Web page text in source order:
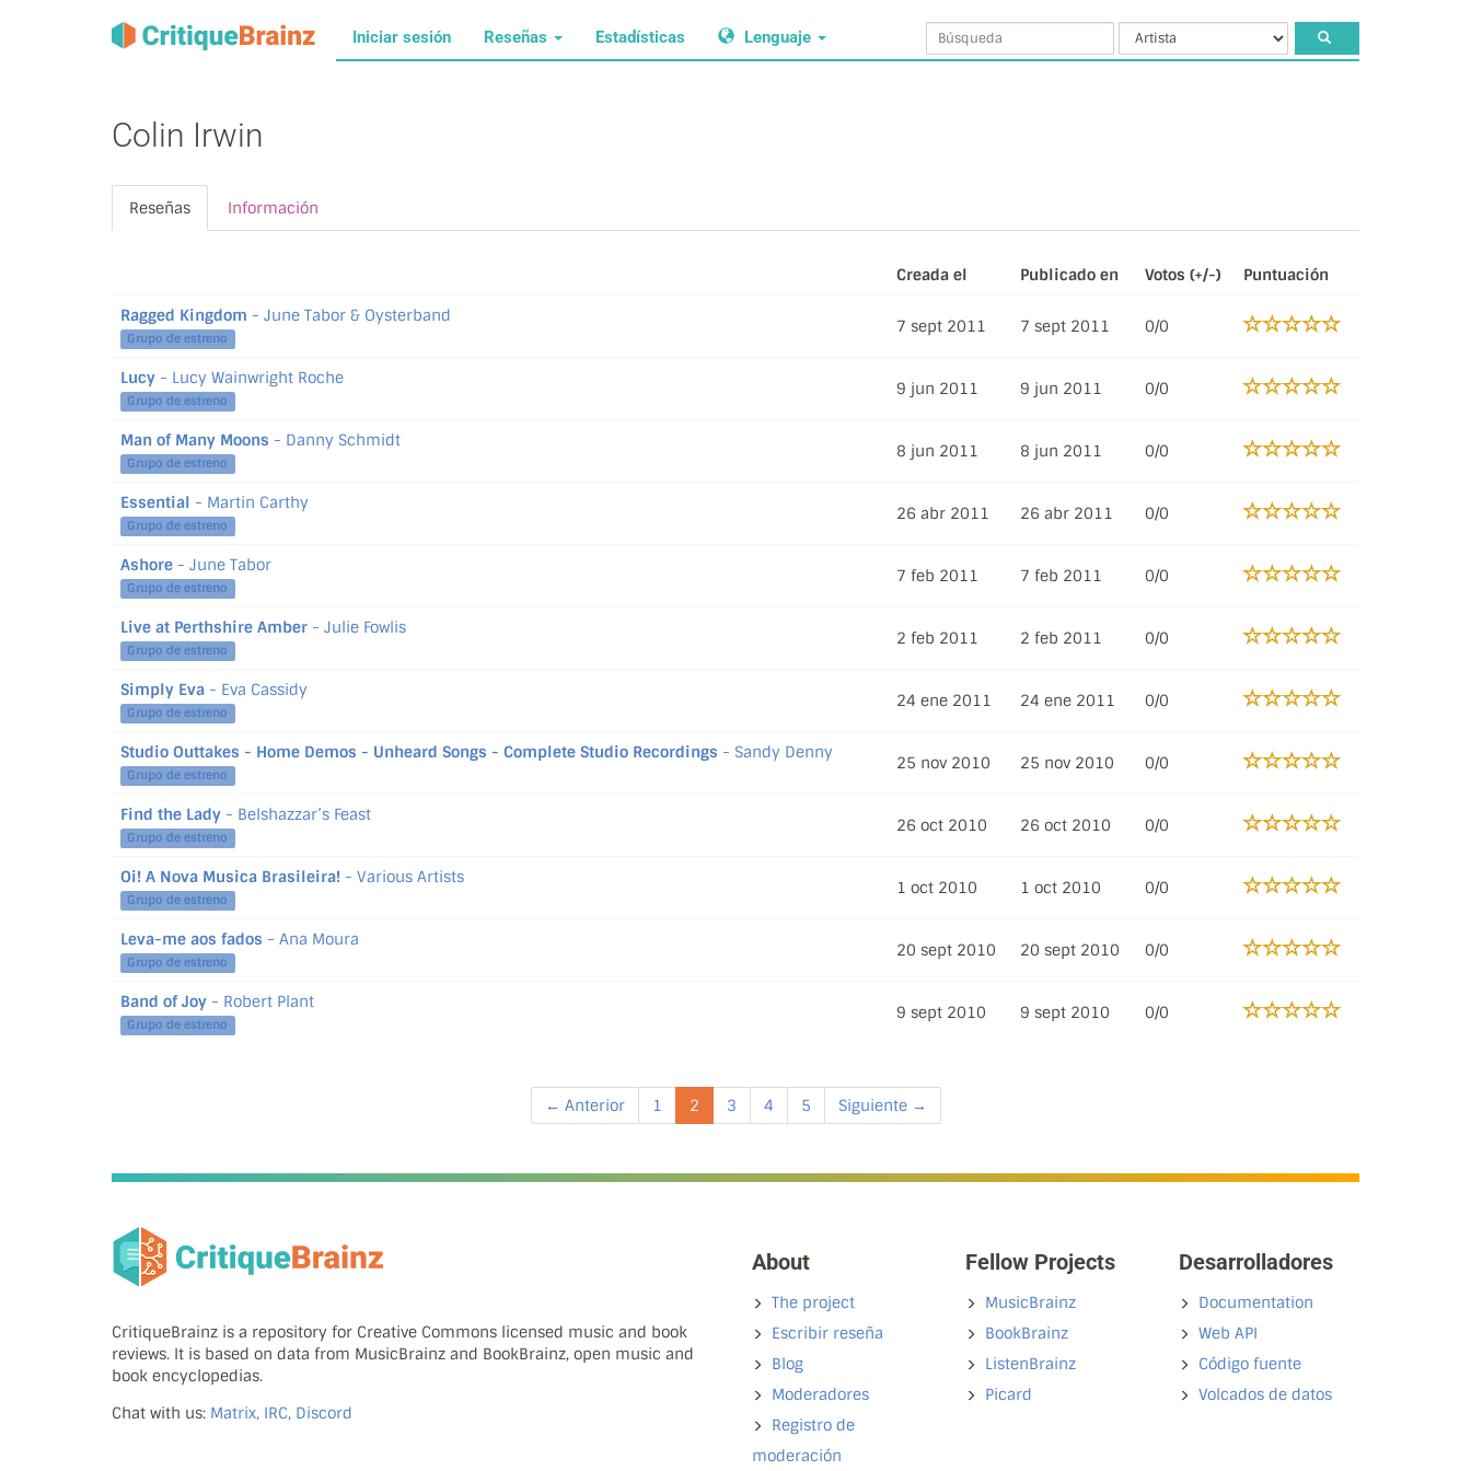
Iniciar sesión Reseñas Estadísticas Lenguaje
Colin Irwin
Reseñas Información
Creada el Publicado en Votos (+/-) Puntuación
Ragged Kingdom - June Tabor & Oysterband
Grupo de estreno
7 sept 2011 7 sept 2011 0/0
Lucy - Lucy Wainwright Roche
Grupo de estreno
9 jun 2011 9 jun 2011 0/0
Man of Many Moons - Danny Schmidt
Grupo de estreno
8 jun 2011 8 jun 2011 0/0
Essential - Martin Carthy
Grupo de estreno
26 abr 2011 26 abr 2011 0/0
Ashore - June Tabor
Grupo de estreno
7 feb 2011 7 feb 2011 0/0
Live at Perthshire Amber - Julie Fowlis
Grupo de estreno
2 feb 2011 2 feb 2011 0/0
Simply Eva - Eva Cassidy
Grupo de estreno
24 ene 2011 24 ene 2011 0/0
Studio Outtakes - Home Demos - Unheard Songs - Complete Studio Recordings - Sandy Denny
Grupo de estreno
25 nov 2010 25 nov 2010 0/0
Find the Lady - Belshazzar’s Feast
Grupo de estreno
26 oct 2010 26 oct 2010 0/0
Oi! A Nova Musica Brasileira! - Various Artists
Grupo de estreno
1 oct 2010 1 oct 2010 0/0
Leva-me aos fados - Ana Moura
Grupo de estreno
20 sept 2010 20 sept 2010 0/0
Band of Joy - Robert Plant
Grupo de estreno
9 sept 2010 9 sept 2010 0/0
← Anterior 1 2 3 4 5 Siguiente →
CritiqueBrainz is a repository for Creative Commons licensed music and book
reviews. It is based on data from MusicBrainz and BookBrainz, open music and
book encyclopedias.
Chat with us: Matrix, IRC, Discord
About
The project
Escribir reseña
Blog
Moderadores
Registro de
moderación
Fellow Projects
MusicBrainz
BookBrainz
ListenBrainz
Picard
Desarrolladores
Documentation
Web API
Código fuente
Volcados de datos